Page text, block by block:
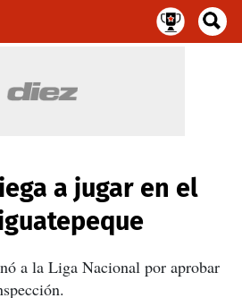
a jugar en el
a la Liga Nacional por aprobar